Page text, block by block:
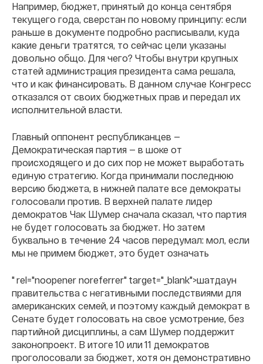
Например, бюджет, принятый до конца сентября
текущего года, сверстан по новому принципу: если
раньше в документе подробно расписывали, куда
какие деньги тратятся, то сейчас цели указаны
довольно общо. Для чего? Чтобы внутри крупных
статей администрация президента сама решала,
что и как финансировать. В данном случае Конгресс
отказался от своих бюджетных прав и передал их
исполнительной власти.
Главный оппонент республиканцев —
Демократическая партия — в шоке от
происходящего и до сих пор не может выработать
единую стратегию. Когда принимали последнюю
версию бюджета, в нижней палате все демократы
голосовали против. В верхней палате лидер
демократов Чак Шумер сначала сказал, что партия
не будет голосовать за бюджет. Но затем
буквально в течение 24 часов передумал: мол, если
мы не примем бюджет, это будет означать
" rel="noopener noreferrer" target="_blank">шатдаун
правительства с негативными последствиями для
американских семей, и поэтому каждый демократ в
Сенате будет голосовать на свое усмотрение, без
партийной дисциплины, а сам Шумер поддержит
законопроект. В итоге 10 или 11 демократов
проголосовали за бюджет, хотя он демонстративно